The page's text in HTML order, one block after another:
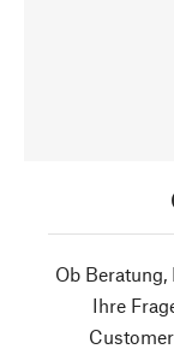
Ob
Ihre